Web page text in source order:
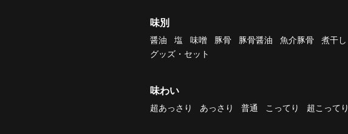
味別
醤油 塩 味噌 豚骨 豚骨醤油 魚介豚骨 煮干し
グッズ・セット
味わい
超あっさり あっさり 普通 こってり 超こってり